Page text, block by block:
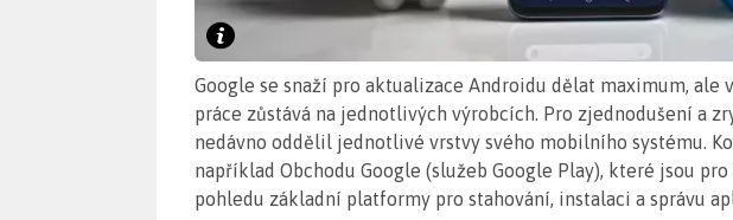
Google se snaží pro aktualizace Androidu dělat maximum, ale
práce zůstává na jednotlivých výrobcích. Pro zjednodušení a
nedávno oddělil jednotlivé vrstvy svého mobilního systému.
například Obchodu Google (služeb Google Play), které jsou
pohledu základní platformy pro stahování, instalaci a správu